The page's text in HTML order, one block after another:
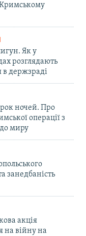
Як у
розглядають
держзраді
ночей. Про
операції з
до миру
занедбаність
акція
на війну на